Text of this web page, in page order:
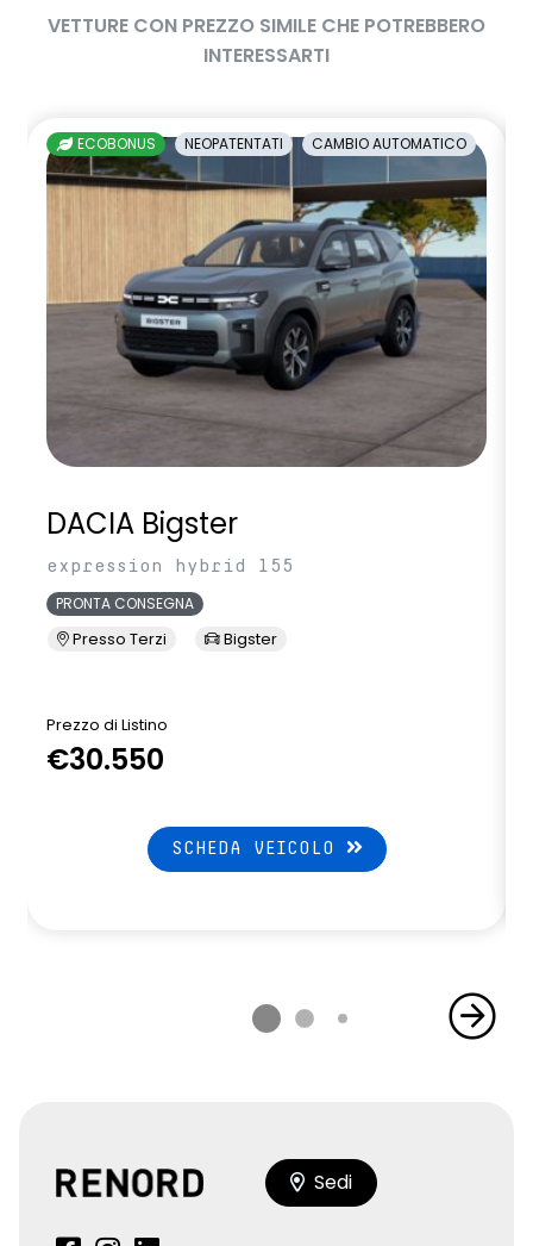
VETTURE CON PREZZO SIMILE CHE POTREBBERO
INTERESSARTI
ECOBONUS NEOPATENTATI CAMBIO AUTOMATICO
DACIA Bigster
expression hybrid 155
PRONTA CONSEGNA
Presso Terzi Bigster
Prezzo di Listino
€30.550
SCHEDA VEICOLO
Sedi